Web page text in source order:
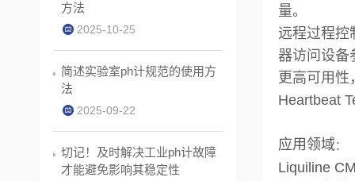
量。
远程过程控
器访问设备
更高可用性
Heartbeat
应用领域：
Liquiline
方法
2025-10-25
简述实验室ph计规范的使用方
法
2025-09-22
切记！及时解决工业ph计故障
才能避免影响其稳定性